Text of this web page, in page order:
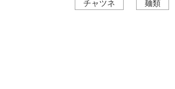
チャツネ 麺類